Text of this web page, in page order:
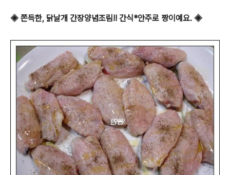
◈ 쫀득한, 닭날개 간장양념조림!! 간식*안주로 짱이예요. ◈